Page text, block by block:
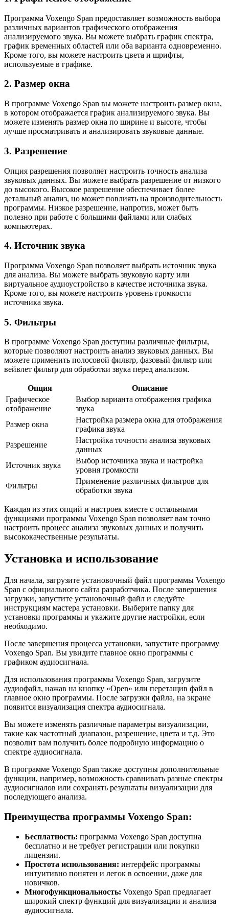
Программа Voxengo Span предоставляет возможность выбора
различных вариантов графического отображения
анализируемого звука. Вы можете выбрать график спектра,
график временных областей или оба варианта одновременно.
Кроме того, вы можете настроить цвета и шрифты,
используемые в графике.
2. Размер окна
В программе Voxengo Span вы можете настроить размер окна,
в котором отображается график анализируемого звука. Вы
можете изменять размер окна по ширине и высоте, чтобы
лучше просматривать и анализировать звуковые данные.
3. Разрешение
Опция разрешения позволяет настроить точность анализа
звуковых данных. Вы можете выбрать разрешение от низкого
до высокого. Высокое разрешение обеспечивает более
детальный анализ, но может повлиять на производительность
программы. Низкое разрешение, напротив, может быть
полезно при работе с большими файлами или слабых
компьютерах.
4. Источник звука
Программа Voxengo Span позволяет выбрать источник звука
для анализа. Вы можете выбрать звуковую карту или
виртуальное аудиоустройство в качестве источника звука.
Кроме того, вы можете настроить уровень громкости
источника звука.
5. Фильтры
В программе Voxengo Span доступны различные фильтры,
которые позволяют настроить анализ звуковых данных. Вы
можете применить полосовой фильтр, фазовый фильтр или
вейвлет фильтр для обработки звука перед анализом.
Опция
Описание
Графическое
отображение
Выбор варианта отображения графика
звука
Размер окна
Настройка размера окна для отображения
графика звука
Разрешение
Настройка точности анализа звуковых
данных
Источник звука
Выбор источника звука и настройка
уровня громкости
Фильтры
Применение различных фильтров для
обработки звука
Каждая из этих опций и настроек вместе с остальными
функциями программы Voxengo Span позволяет вам точно
настроить процесс анализа звуковых данных и получить
высококачественные результаты.
Установка и использование
Для начала, загрузите установочный файл программы Voxengo
Span с официального сайта разработчика. После завершения
загрузки, запустите установочный файл и следуйте
инструкциям мастера установки. Выберите папку для
установки программы и укажите другие настройки, если
необходимо.
После завершения процесса установки, запустите программу
Voxengo Span. Вы увидите главное окно программы с
графиком аудиосигнала.
Для использования программы Voxengo Span, загрузите
аудиофайл, нажав на кнопку «Open» или перетащив файл в
главное окно программы. После загрузки файла, на экране
появится визуализация спектра аудиосигнала.
Вы можете изменять различные параметры визуализации,
такие как частотный диапазон, разрешение, цвета и т.д. Это
позволит вам получить более подробную информацию о
спектре аудиосигнала.
В программе Voxengo Span также доступны дополнительные
функции, например, возможность сравнивать разные спектры
аудиосигналов или сохранять результаты визуализации для
последующего анализа.
Преимущества программы Voxengo Span:
Бесплатность: программа Voxengo Span доступна
бесплатно и не требует регистрации или покупки
лицензии.
Простота использования: интерфейс программы
интуитивно понятен и легок в освоении, даже для
новичков.
Многофункциональность: Voxengo Span предлагает
широкий спектр функций для визуализации и анализа
аудиосигнала.